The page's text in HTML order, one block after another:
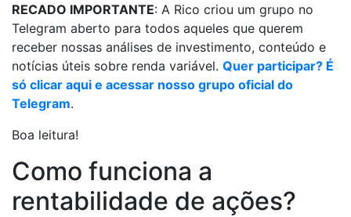
RECADO IMPORTANTE: A Rico criou um grupo no
Telegram aberto para todos aqueles que querem
receber nossas análises de investimento, conteúdo e
notícias úteis sobre renda variável. Quer participar? É
só clicar aqui e acessar nosso grupo oficial do
Telegram.
Boa leitura!
Como funciona a
rentabilidade de ações?